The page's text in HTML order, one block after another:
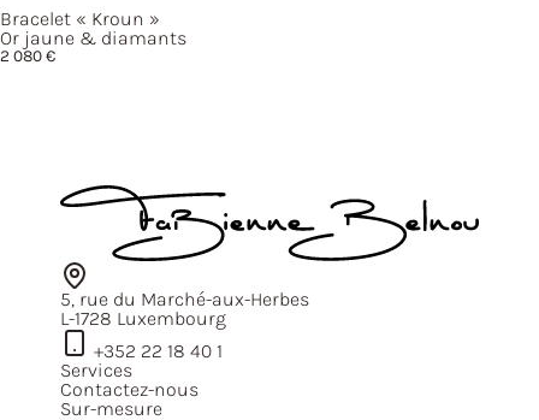
Bracelet « Kroun »
Or jaune & diamants
2 080€
5, rue du Marché-aux-Herbes
L-1728 Luxembourg
+352 22 18 40 1
Services
Contactez-nous
Sur-mesure